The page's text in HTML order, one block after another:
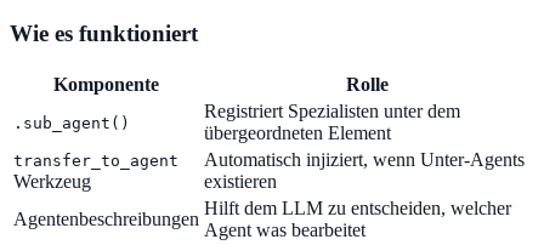
Wie es funktioniert
Komponente Rolle
.sub_agent()
Registriert Spezialisten unter dem
übergeordneten Element
transfer_to_agent
Werkzeug
Automatisch injiziert, wenn Unter-Agents
existieren
Agentenbeschreibungen
Hilft dem LLM zu entscheiden, welcher
Agent was bearbeitet